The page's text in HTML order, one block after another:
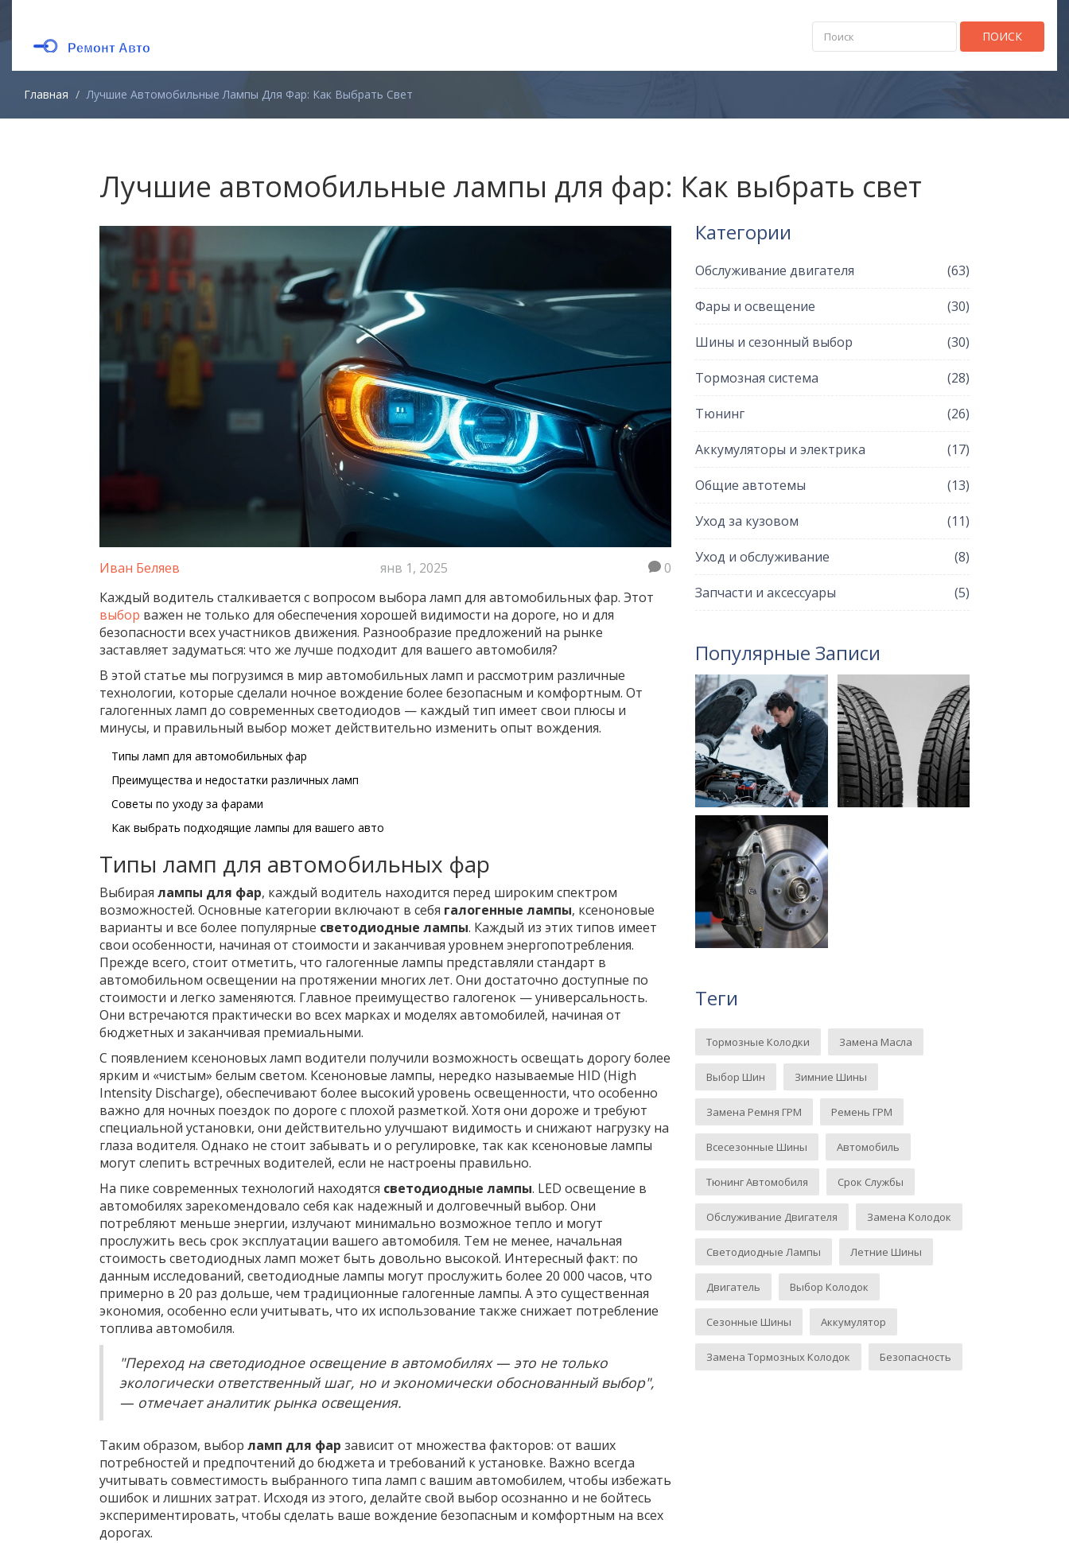
ПОИСК
Главная Лучшие Автомобильные Лампы Для Фар: Как Выбрать Свет
Лучшие автомобильные лампы для фар: Как выбрать свет
Иван Беляев янв 1, 2025
0
Каждый водитель сталкивается с вопросом выбора ламп для автомобильных фар. Этот
выбор важен не только для обеспечения хорошей видимости на дороге, но и для
безопасности всех участников движения. Разнообразие предложений на рынке
заставляет задуматься: что же лучше подходит для вашего автомобиля?
В этой статье мы погрузимся в мир автомобильных ламп и рассмотрим различные
технологии, которые сделали ночное вождение более безопасным и комфортным. От
галогенных ламп до современных светодиодов — каждый тип имеет свои плюсы и
минусы, и правильный выбор может действительно изменить опыт вождения.
Типы ламп для автомобильных фар
Преимущества и недостатки различных ламп
Советы по уходу за фарами
Как выбрать подходящие лампы для вашего авто
Типы ламп для автомобильных фар
Выбирая лампы для фар, каждый водитель находится перед широким спектром
возможностей. Основные категории включают в себя галогенные лампы, ксеноновые
варианты и все более популярные светодиодные лампы. Каждый из этих типов имеет
свои особенности, начиная от стоимости и заканчивая уровнем энергопотребления.
Прежде всего, стоит отметить, что галогенные лампы представляли стандарт в
автомобильном освещении на протяжении многих лет. Они достаточно доступные по
стоимости и легко заменяются. Главное преимущество галогенок — универсальность.
Они встречаются практически во всех марках и моделях автомобилей, начиная от
бюджетных и заканчивая премиальными.
С появлением ксеноновых ламп водители получили возможность освещать дорогу более
ярким и «чистым» белым светом. Ксеноновые лампы, нередко называемые HID (High
Intensity Discharge), обеспечивают более высокий уровень освещенности, что особенно
важно для ночных поездок по дороге с плохой разметкой. Хотя они дороже и требуют
специальной установки, они действительно улучшают видимость и снижают нагрузку на
глаза водителя. Однако не стоит забывать и о регулировке, так как ксеноновые лампы
могут слепить встречных водителей, если не настроены правильно.
На пике современных технологий находятся светодиодные лампы. LED освещение в
автомобилях зарекомендовало себя как надежный и долговечный выбор. Они
потребляют меньше энергии, излучают минимально возможное тепло и могут
прослужить весь срок эксплуатации вашего автомобиля. Тем не менее, начальная
стоимость светодиодных ламп может быть довольно высокой. Интересный факт: по
данным исследований, светодиодные лампы могут прослужить более 20 000 часов, что
примерно в 20 раз дольше, чем традиционные галогенные лампы. А это существенная
экономия, особенно если учитывать, что их использование также снижает потребление
топлива автомобиля.
"Переход на светодиодное освещение в автомобилях — это не только
экологически ответственный шаг, но и экономически обоснованный выбор",
— отмечает аналитик рынка освещения.
Таким образом, выбор ламп для фар зависит от множества факторов: от ваших
потребностей и предпочтений до бюджета и требований к установке. Важно всегда
учитывать совместимость выбранного типа ламп с вашим автомобилем, чтобы избежать
ошибок и лишних затрат. Исходя из этого, делайте свой выбор осознанно и не бойтесь
экспериментировать, чтобы сделать ваше вождение безопасным и комфортным на всех
дорогах.
Категории
Обслуживание двигателя (63)
Фары и освещение (30)
Шины и сезонный выбор (30)
Тормозная система (28)
Тюнинг (26)
Аккумуляторы и электрика (17)
Общие автотемы (13)
Уход за кузовом (11)
Уход и обслуживание (8)
Запчасти и аксессуары (5)
Популярные Записи
Теги
Тормозные Колодки Замена Масла
Выбор Шин Зимние Шины
Замена Ремня ГРМ Ремень ГРМ
Всесезонные Шины Автомобиль
Тюнинг Автомобиля Срок Службы
Обслуживание Двигателя Замена Колодок
Светодиодные Лампы Летние Шины
Двигатель Выбор Колодок
Сезонные Шины Аккумулятор
Замена Тормозных Колодок Безопасность